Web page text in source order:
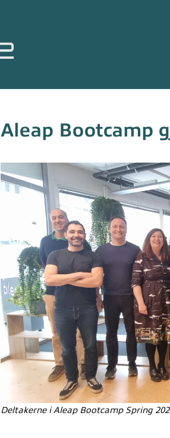
Aleap Bootcamp
Deltakerne i Aleap Bootcamp Spring